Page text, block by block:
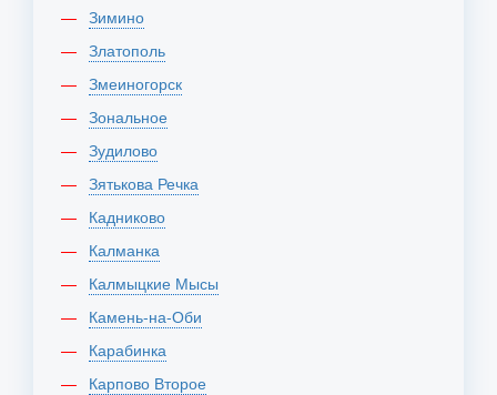
Зимино
Златополь
Змеиногорск
Зональное
Зудилово
Зятькова Речка
Кадниково
Калманка
Калмыцкие Мысы
Камень-на-Оби
Карабинка
Карпово Второе